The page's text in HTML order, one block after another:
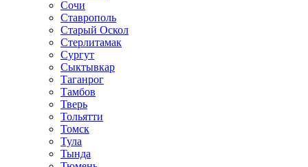
Сочи
Ставрополь
Старый Оскол
Стерлитамак
Сургут
Сыктывкар
Таганрог
Тамбов
Тверь
Тольятти
Томск
Тула
Тында